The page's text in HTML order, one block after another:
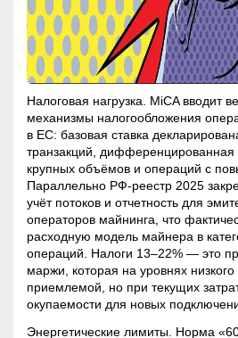
Налоговая нагрузка. MiCA вводит
механизмы налогообложения
в ЕС: базовая ставка
транзакций,
крупных объёмов и операций с
Параллельно РФ-реестр 2025
учёт потоков и отчетность для
операторов майнинга, что
расходную модель майнера в
операций. Налоги 13–22% — это
маржи, которая на уровнях
приемлемой, но при текущих
окупаемости для новых
Энергетические лимиты. Норма